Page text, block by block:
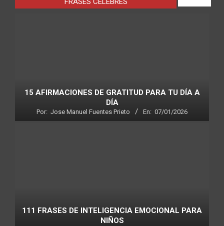
15 AFIRMACIONES DE GRATITUD PARA TU DÍA A
DÍA
Por: Jose Manuel Fuentes Prieto En: 07/01/2026
111 FRASES DE INTELIGENCIA EMOCIONAL PARA
NIÑOS